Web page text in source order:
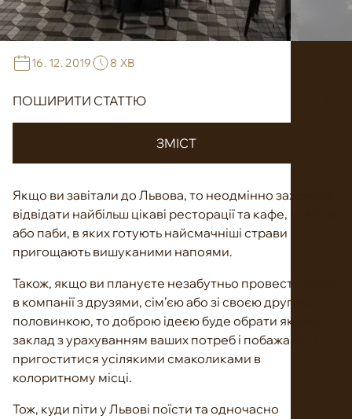
16. 12. 2019 8 ХВ
ПОШИРИТИ СТАТТЮ
Якщо ви завітали до Львова, то неодмінно захочете
відвідати найбільш цікаві ресторації та кафе, кнайпи
або паби, в яких готують найсмачніші страви і
пригощають вишуканими напоями.
Також, якщо ви плануєте незабутньо провести вечір
в компанії з друзями, сім’єю або зі своєю другою
половинкою, то доброю ідеєю буде обрати якийсь
заклад з урахуванням ваших потреб і побажань та
пригоститися усілякими смаколиками в
колоритному місці.
Тож, куди піти у Львові поїсти та одночасно
ЗМІСТ